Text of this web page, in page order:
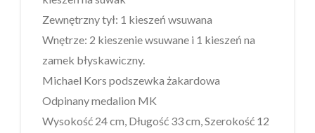
Zewnętrzny tył: 1 kieszeń wsuwana
Wnętrze: 2 kieszenie wsuwane i 1 kieszeń na
zamek błyskawiczny.
Michael Kors podszewka żakardowa
Odpinany medalion MK
Wysokość 24 cm, Długość 33 cm, Szerokość 12